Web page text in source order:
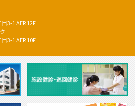
3-1 AER 12F
3-1 AER 10F